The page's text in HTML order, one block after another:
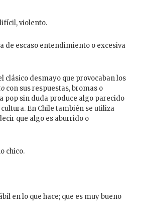
violento.
de escaso entendimiento o excesiva
clásico desmayo que provocaban los
con sus respuestas, bromas o
pop sin duda produce algo parecido
En Chile también se utiliza
que algo es aburrido o
chico.
en lo que hace; que es muy bueno